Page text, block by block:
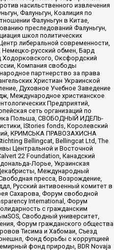
насильственного извлечения
Фалуньгун, Коалиция по
Фалуньгун в Китае,
преследований Фалуньгун,
школ политических
либеральной современности,
русский обмен, Бард
Оксфордский
Компания свободы
партнерство за права
Христиан Украинской
Духовное Учебное Заведение
Международное христианское
Предприятий,
сеть организаций по
Польша, СВОБОДНЫЙ ИДЕЛЬ-
IStories fonds, Королевский
КРИМСЬКА ПРАВОЗАХИСНА
Bellingcat, Bellingcat Ltd, The
Центральной и Восточной
22 Foundation, Канадский
Лорье, Украинская
Международный
пресса, Возрождение,
Русский антивоенный комитет в
Сахарова, Форум свободной
International, Форум
с гражданским
Свободный университет,
Форум гражданского общества
Тисима и Хабомаи, Съезд
Фонд борьбы с коррупцией
фонд природы, BDR Novaja